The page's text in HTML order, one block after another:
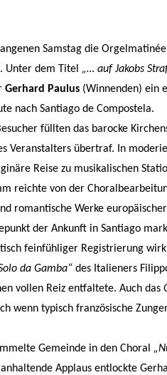
Samstag die
Unter dem Titel „… auf Jakobs
Gerhard Paulus (Winnenden) ein
nach Santiago de Compostela.
füllten das barocke
Veranstalters übertraf. In
Reise zu musikalischen
reichte von der
romantische Werke
der Ankunft in Santiago
feinfühliger Registrierung
da Gamba“ des Italieners
vollen Reiz entfaltete. Auch das
wenn typisch französische
Gemeinde in den Choral
Applaus entlockte